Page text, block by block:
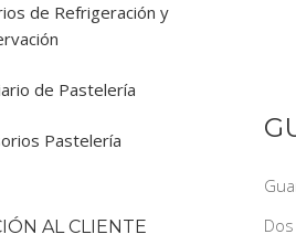
de Refrigeración y
de Pastelería
Pastelería
AL CLIENTE